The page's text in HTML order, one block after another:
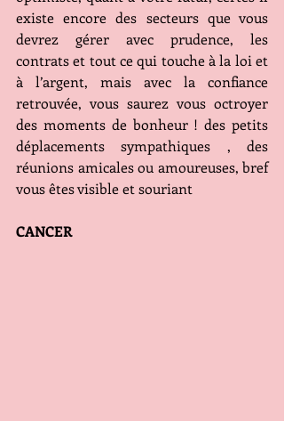
existe encore des secteurs que vous
devrez gérer avec prudence, les
contrats et tout ce qui touche à la loi et
à l’argent, mais avec la confiance
retrouvée, vous saurez vous octroyer
des moments de bonheur ! des petits
déplacements sympathiques , des
réunions amicales ou amoureuses, bref
vous êtes visible et souriant
CANCER